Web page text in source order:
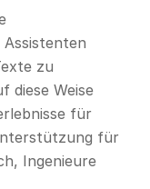
Assistenten
zu
diese Weise
für
für
Ingenieure